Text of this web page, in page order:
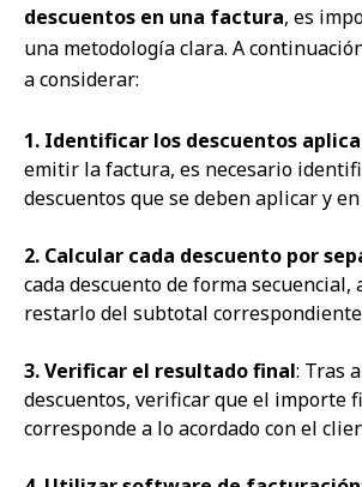
descuentos en una factura, es
una metodología clara. A
a considerar:
1. Identificar los descuentos
emitir la factura, es necesario
descuentos que se deben aplicar y
2. Calcular cada descuento por
cada descuento de forma secuencial,
restarlo del subtotal
3. Verificar el resultado final: Tras
descuentos, verificar que el importe
corresponde a lo acordado con el